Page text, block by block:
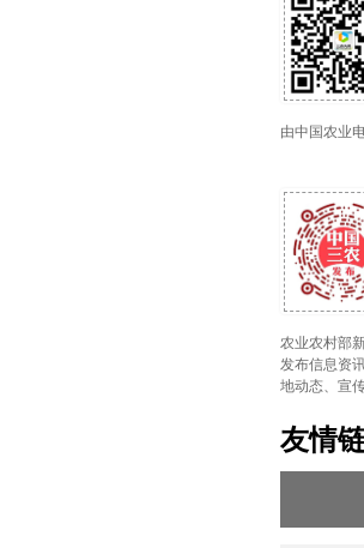
由中国农业
农业农村部
发布信息资
地动态、宣
友情